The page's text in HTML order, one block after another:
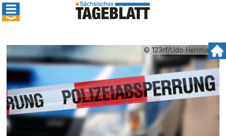
© 123rf/Udo Herrmann